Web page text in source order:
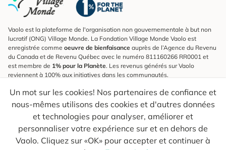
Un mot sur les cookies! Nos partenaires de confiance et
nous-mêmes utilisons des cookies et d'autres données
et technologies pour analyser, améliorer et
personnaliser votre expérience sur et en dehors de
Vaolo. Cliquez sur «OK» pour accepter et continuer à
Vaolo est la plateforme de l'organisation non gouvernementale à but non
lucratif (ONG) Village Monde. La Fondation Village Monde Vaolo est
enregistrée comme oeuvre de bienfaisance auprès de l’Agence du Revenu
du Canada et de Revenu Québec avec le numéro 811160266 RR0001 et
est membre de 1% pour la Planète. Les revenus générés sur Vaolo
reviennent à 100% aux initiatives dans les communautés.
S'inscrire à l'infolettre
Pour connaître les nouveautés, suivre nos explorateurs et recevoir des
astuces pour des voyages plus conscients.
Ton courriel Envoyer